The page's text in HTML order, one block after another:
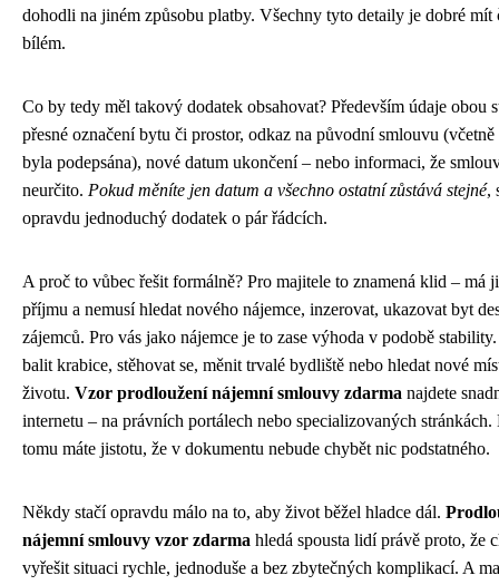
dohodli na jiném způsobu platby. Všechny tyto detaily je dobré mít
bílém.
Co by tedy měl takový dodatek obsahovat? Především údaje obou
přesné označení bytu či prostor, odkaz na původní smlouvu
byla podepsána), nové datum ukončení – nebo informaci, že
neurčito. Pokud měníte jen datum a všechno ostatní zůstává stejné,
opravdu jednoduchý dodatek o pár řádcích.
A proč to vůbec řešit formálně? Pro majitele to znamená klid – má
příjmu a nemusí hledat nového nájemce, inzerovat, ukazovat byt
zájemců. Pro vás jako nájemce je to zase výhoda v podobě
balit krabice, stěhovat se, měnit trvalé bydliště nebo hledat nové
životu. Vzor prodloužení nájemní smlouvy zdarma najdete
internetu – na právních portálech nebo specializovaných
tomu máte jistotu, že v dokumentu nebude chybět nic podstatného.
Někdy stačí opravdu málo na to, aby život běžel hladce dál.
nájemní smlouvy vzor zdarma hledá spousta lidí právě proto, že
vyřešit situaci rychle, jednoduše a bez zbytečných komplikací. A